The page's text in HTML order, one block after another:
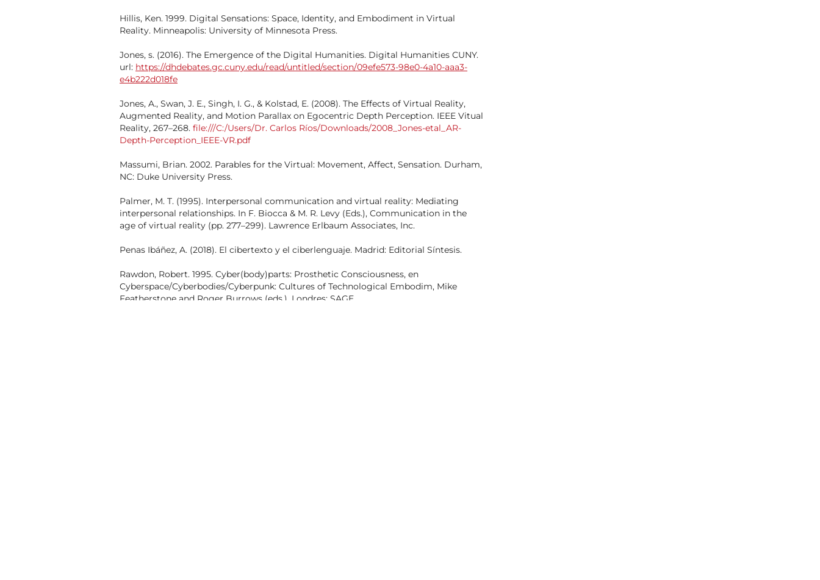
Hillis, Ken. 1999. Digital Sensations: Space, Identity, and Embodiment in Virtual
Reality. Minneapolis: University of Minnesota Press.
Jones, s. (2016). The Emergence of the Digital Humanities. Digital Humanities CUNY.
url: https://dhdebates.gc.cuny.edu/read/untitled/section/09efe573-98e0-4a10-aaa3-
e4b222d018fe
Jones, A., Swan, J. E., Singh, I. G., & Kolstad, E. (2008). The Effects of Virtual Reality,
Augmented Reality, and Motion Parallax on Egocentric Depth Perception. IEEE Vitual
Reality, 267–268. file:///C:/Users/Dr. Carlos Ríos/Downloads/2008_Jones-etal_AR-
Depth-Perception_IEEE-VR.pdf
Massumi, Brian. 2002. Parables for the Virtual: Movement, Affect, Sensation. Durham,
NC: Duke University Press.
Palmer, M. T. (1995). Interpersonal communication and virtual reality: Mediating
interpersonal relationships. In F. Biocca & M. R. Levy (Eds.), Communication in the
age of virtual reality (pp. 277–299). Lawrence Erlbaum Associates, Inc.
Penas Ibáñez, A. (2018). El cibertexto y el ciberlenguaje. Madrid: Editorial Síntesis.
Rawdon, Robert. 1995. Cyber(body)parts: Prosthetic Consciousness, en
Cyberspace/Cyberbodies/Cyberpunk: Cultures of Technological Embodim, Mike
Featherstone and Roger Burrows (eds.). Londres: SAGE.